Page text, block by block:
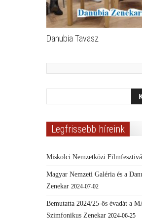
Danubia Tavasz
Legfrissebb híreink
Miskolci Nemzetközi
Magyar Nemzeti Galéria és a
Zenekar 2024-07-02
Bemutatta 2024/25-ös évadát a
Szimfonikus Zenekar 2024-06-25